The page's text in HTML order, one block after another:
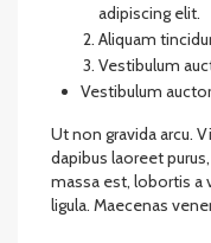
adipiscing elit.
Aliquam
Vestibulum
Vestibulum
Ut non gravida arcu.
dapibus laoreet
massa est, lobortis a
ligula. Maecenas